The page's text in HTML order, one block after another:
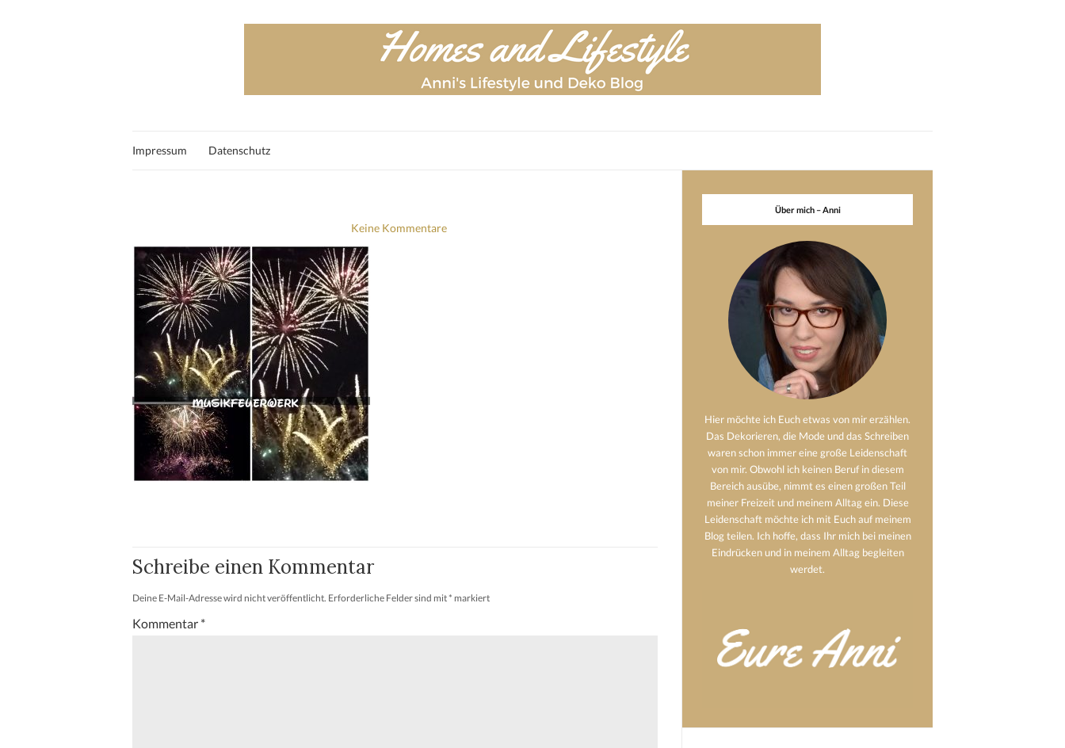
Impressum Datenschutz
Keine Kommentare
Schreibe einen Kommentar
Deine E-Mail-Adresse wird nicht veröffentlicht. Erforderliche Felder sind mit* markiert
Kommentar *
Über mich – Anni
Hier möchte ich Euch etwas von mir erzählen.
Das Dekorieren, die Mode und das Schreiben
waren schon immer eine große Leidenschaft
von mir. Obwohl ich keinen Beruf in diesem
Bereich ausübe, nimmt es einen großen Teil
meiner Freizeit und meinem Alltag ein. Diese
Leidenschaft möchte ich mit Euch auf meinem
Blog teilen. Ich hoffe, dass Ihr mich bei meinen
Eindrücken und in meinem Alltag begleiten
werdet.